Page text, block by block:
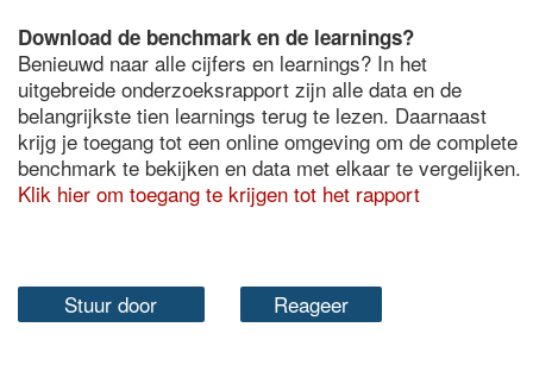
Download de benchmark en de learnings?
Benieuwd naar alle cijfers en learnings? In het
uitgebreide onderzoeksrapport zijn alle data en de
belangrijkste tien learnings terug te lezen. Daarnaast
krijg je toegang tot een online omgeving om de complete
benchmark te bekijken en data met elkaar te vergelijken.
Klik hier om toegang te krijgen tot het rapport
Stuur door Reageer